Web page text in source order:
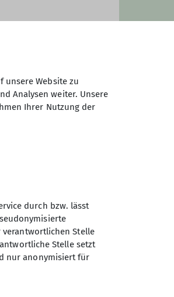
Otterfing des
Alpenvereins e.V.
12
unsere Website zu
Analysen weiter. Unsere
Ihrer Nutzung der
durch bzw. lässt
Stelle
Stelle setzt
nur anonymisiert für